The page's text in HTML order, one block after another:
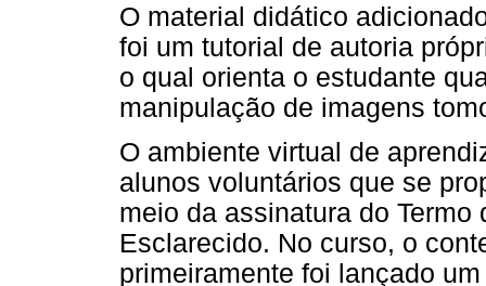
O material didático
foi um tutorial de autoria
o qual orienta o estudante
manipulação de imagens
O ambiente virtual de
alunos voluntários que se
meio da assinatura do
Esclarecido. No curso, o
primeiramente foi lançado